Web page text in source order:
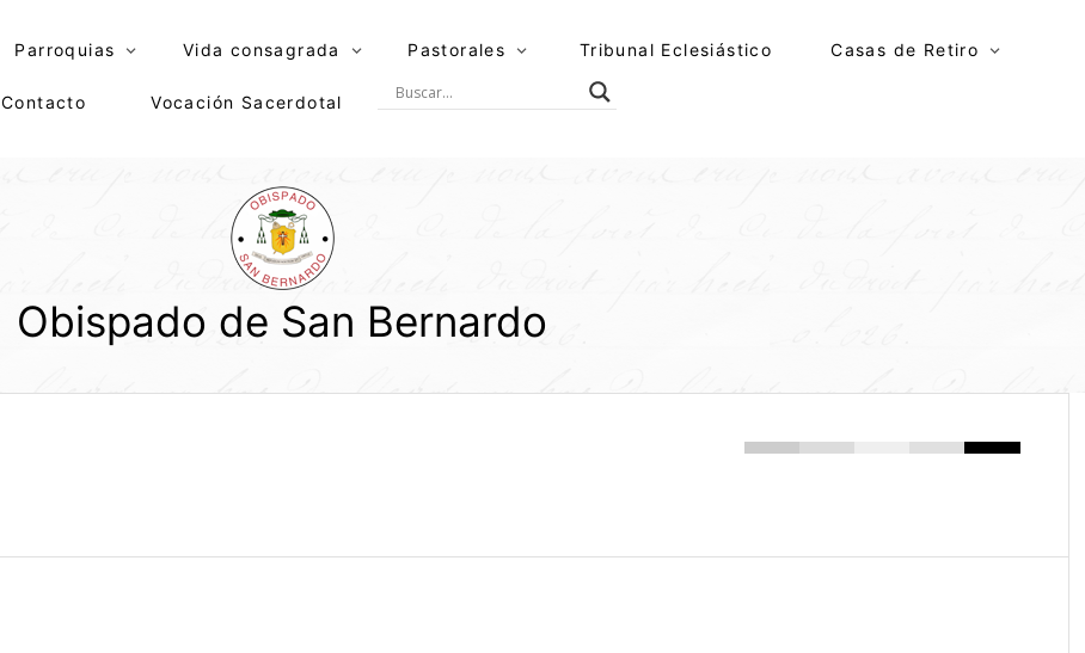
Parroquias Vida consagrada Pastorales Tribunal Eclesiástico Casas de Retiro
Contacto Vocación Sacerdotal
Obispado de San Bernardo